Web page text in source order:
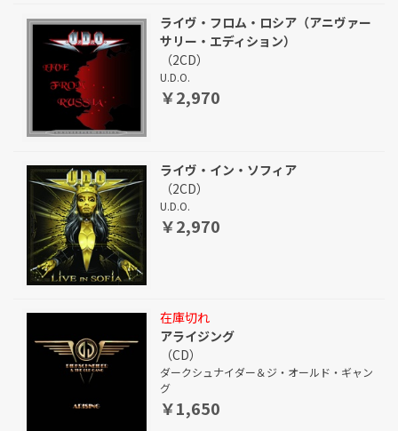
ライヴ・フロム・ロシア（アニヴァー
サリー・エディション）
（2CD）
U.D.O.
￥2,970
ライヴ・イン・ソフィア
（2CD）
U.D.O.
￥2,970
在庫切れ
アライジング
（CD）
ダークシュナイダー＆ジ・オールド・ギャン
グ
￥1,650